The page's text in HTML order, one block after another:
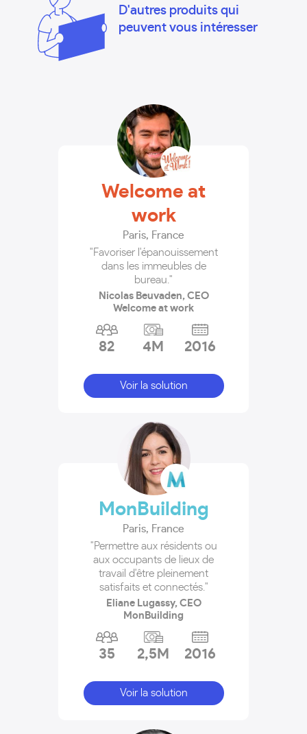
D'autres produits qui
peuvent vous intéresser
Welcome at
work
Paris, France
"Favoriser l'épanouissement
dans les immeubles de
bureau."
Nicolas Beuvaden, CEO
Welcome at work
82 4M 2016
Voir la solution
MonBuilding
Paris, France
"Permettre aux résidents ou
aux occupants de lieux de
travail d'être pleinement
satisfaits et connectés."
Eliane Lugassy, CEO
MonBuilding
35 2,5M 2016
Voir la solution